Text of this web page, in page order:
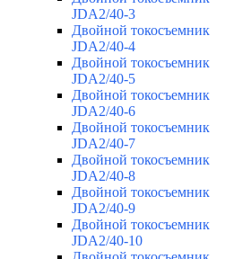
JDA2/40-3
Двойной токосъемник
JDA2/40-4
Двойной токосъемник
JDA2/40-5
Двойной токосъемник
JDA2/40-6
Двойной токосъемник
JDA2/40-7
Двойной токосъемник
JDA2/40-8
Двойной токосъемник
JDA2/40-9
Двойной токосъемник
JDA2/40-10